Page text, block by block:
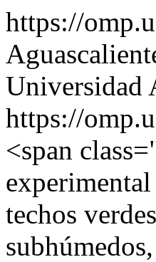
https://
Universidad
https://
<span
techos